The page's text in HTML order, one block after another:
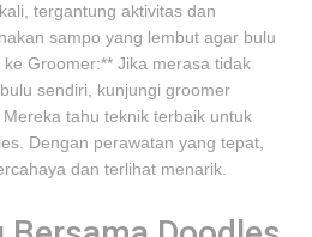
tergantung aktivitas dan
sampo yang lembut agar bulu
Groomer:** Jika merasa tidak
sendiri, kunjungi groomer
tahu teknik terbaik untuk
Dengan perawatan yang tepat,
dan terlihat menarik.